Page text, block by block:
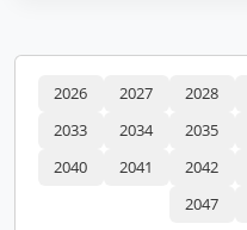
2026 2027 2028
2033
2034 2035
2040
2041 2042
2047